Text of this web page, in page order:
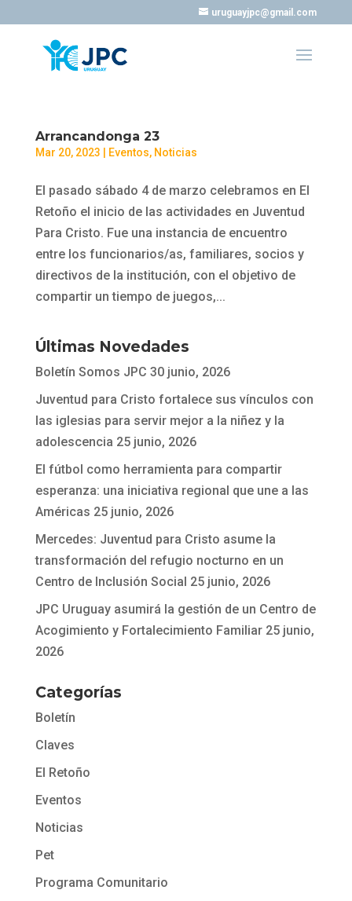
uruguayjpc@gmail.com
Arrancandonga 23
Mar 20, 2023 Eventos, Noticias
El pasado sábado 4 de marzo celebramos en El
Retoño el inicio de las actividades en Juventud
Para Cristo. Fue una instancia de encuentro
entre los funcionarios/as, familiares, socios y
directivos de la institución, con el objetivo de
compartir un tiempo de juegos,...
Últimas Novedades
Boletín Somos JPC 30 junio, 2026
Juventud para Cristo fortalece sus vínculos con
las iglesias para servir mejor a la niñez y la
adolescencia 25 junio, 2026
El fútbol como herramienta para compartir
esperanza: una iniciativa regional que une a las
Américas 25 junio, 2026
Mercedes: Juventud para Cristo asume la
transformación del refugio nocturno en un
Centro de Inclusión Social 25 junio, 2026
JPC Uruguay asumirá la gestión de un Centro de
Acogimiento y Fortalecimiento Familiar 25 junio,
2026
Categorías
Boletín
Claves
El Retoño
Eventos
Noticias
Pet
Programa Comunitario